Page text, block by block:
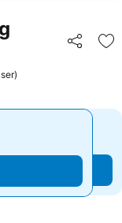
Del
)